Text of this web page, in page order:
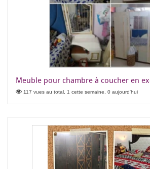
Meuble pour chambre à coucher en
117 vues au total, 1 cette semaine, 0 aujourd'hui